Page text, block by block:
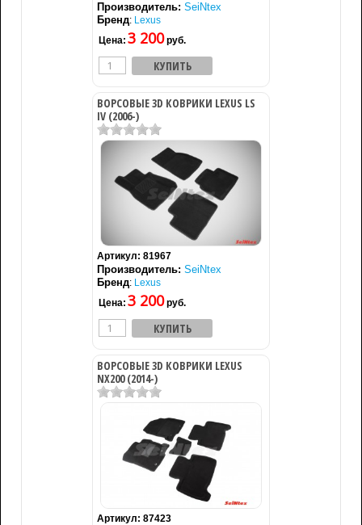
Производитель: SeiNtex
Бренд: Lexus
Цена: 3 200руб.
ВОРСОВЫЕ 3D КОВРИКИ LEXUS LS
IV (2006-)
Артикул: 81967
Производитель: SeiNtex
Бренд: Lexus
Цена: 3 200руб.
ВОРСОВЫЕ 3D КОВРИКИ LEXUS
NX200 (2014-)
Артикул: 87423